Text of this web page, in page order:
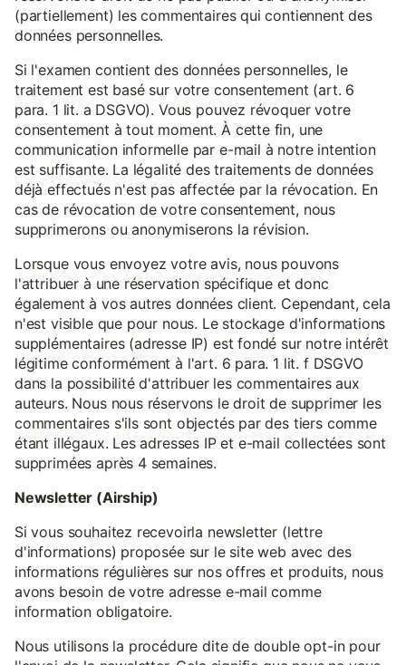
(partiellement) les commentaires qui contiennent des
données personnelles.
Si l'examen contient des données personnelles, le
traitement est basé sur votre consentement (art. 6
para. 1 lit. a DSGVO). Vous pouvez révoquer votre
consentement à tout moment. À cette fin, une
communication informelle par e-mail à notre intention
est suffisante. La légalité des traitements de données
déjà effectués n'est pas affectée par la révocation. En
cas de révocation de votre consentement, nous
supprimerons ou anonymiserons la révision.
Lorsque vous envoyez votre avis, nous pouvons
l'attribuer à une réservation spécifique et donc
également à vos autres données client. Cependant, cela
n'est visible que pour nous. Le stockage d'informations
supplémentaires (adresse IP) est fondé sur notre intérêt
légitime conformément à l'art. 6 para. 1 lit. f DSGVO
dans la possibilité d'attribuer les commentaires aux
auteurs. Nous nous réservons le droit de supprimer les
commentaires s'ils sont objectés par des tiers comme
étant illégaux. Les adresses IP et e-mail collectées sont
supprimées après 4 semaines.
Newsletter (Airship)
Si vous souhaitez recevoirla newsletter (lettre
d'informations) proposée sur le site web avec des
informations régulières sur nos offres et produits, nous
avons besoin de votre adresse e-mail comme
information obligatoire.
Nous utilisons la procédure dite de double opt-in pour